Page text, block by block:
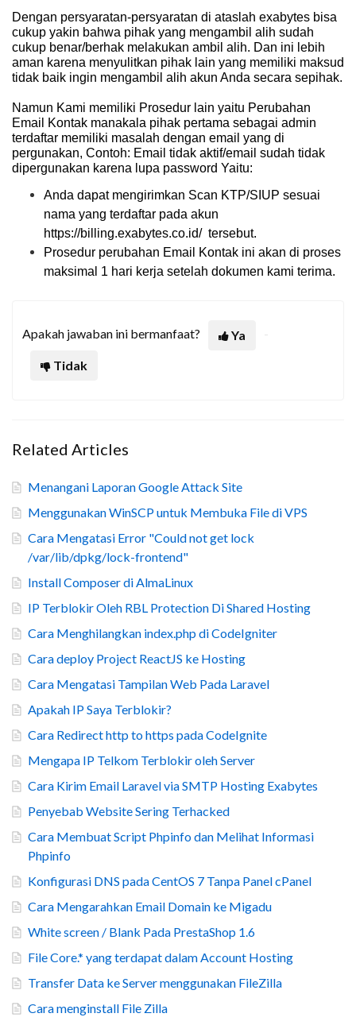
Dengan persyaratan-persyaratan di ataslah exabytes bisa
cukup yakin bahwa pihak yang mengambil alih sudah
cukup benar/berhak melakukan ambil alih. Dan ini lebih
aman karena menyulitkan pihak lain yang memiliki maksud
tidak baik ingin mengambil alih akun Anda secara sepihak.
Namun Kami memiliki Prosedur lain yaitu Perubahan
Email Kontak manakala pihak pertama sebagai admin
terdaftar memiliki masalah dengan email yang di
pergunakan, Contoh: Email tidak aktif/email sudah tidak
dipergunakan karena lupa password Yaitu:
Anda dapat mengirimkan Scan KTP/SIUP sesuai
nama yang terdaftar pada akun
https://billing.exabytes.co.id/tersebut.
Prosedur perubahan Email Kontak ini akan di proses
maksimal 1 hari kerja setelah dokumen kami terima.
Apakah jawaban ini bermanfaat?
Ya
Tidak
Related Articles
Menangani Laporan Google Attack Site
Menggunakan WinSCP untuk Membuka File di VPS
Cara Mengatasi Error "Could not get lock
/var/lib/dpkg/lock-frontend"
Install Composer di AlmaLinux
IP Terblokir Oleh RBL Protection Di Shared Hosting
Cara Menghilangkan index.php di CodeIgniter
Cara deploy Project ReactJS ke Hosting
Cara Mengatasi Tampilan Web Pada Laravel
Apakah IP Saya Terblokir?
Cara Redirect http to https pada CodeIgnite
Mengapa IP Telkom Terblokir oleh Server
Cara Kirim Email Laravel via SMTP Hosting Exabytes
Penyebab Website Sering Terhacked
Cara Membuat Script Phpinfo dan Melihat Informasi
Phpinfo
Konfigurasi DNS pada CentOS 7 Tanpa Panel cPanel
Cara Mengarahkan Email Domain ke Migadu
White screen / Blank Pada PrestaShop 1.6
File Core.* yang terdapat dalam Account Hosting
Transfer Data ke Server menggunakan FileZilla
Cara menginstall File Zilla